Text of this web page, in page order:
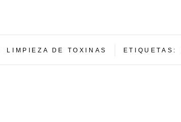
LIMPIEZA DE TOXINAS ETIQUETAS: